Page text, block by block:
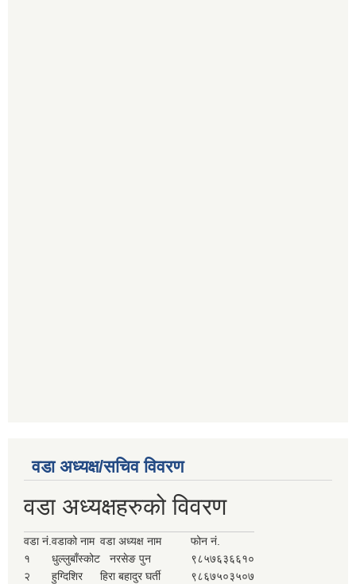
वडा अध्यक्ष/सचिव विवरण
वडा अध्यक्षहरुको विवरण
वडा नं.वडाको नाम वडा अध्यक्ष नाम
फोन नं.
१
धुल्लुबाँस्कोट नरसेङ पुन
९८५७६३६६१०
२
हुग्दिशिर हिरा बहादुर घर्ती
९८६७५०३५०७